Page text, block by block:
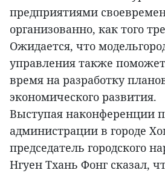
предприятиями
организованно, как того
Ожидается, что
управления также
время на разработку
экономического развития.
Выступая наконференции
администрации в городе
председатель городского
Нгуен Тхань Фонг сказал,